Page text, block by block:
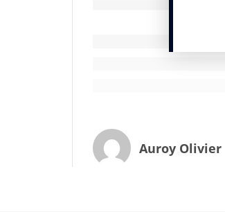
… si Jean-Claude, on
La plateforme de
Auroy Olivier